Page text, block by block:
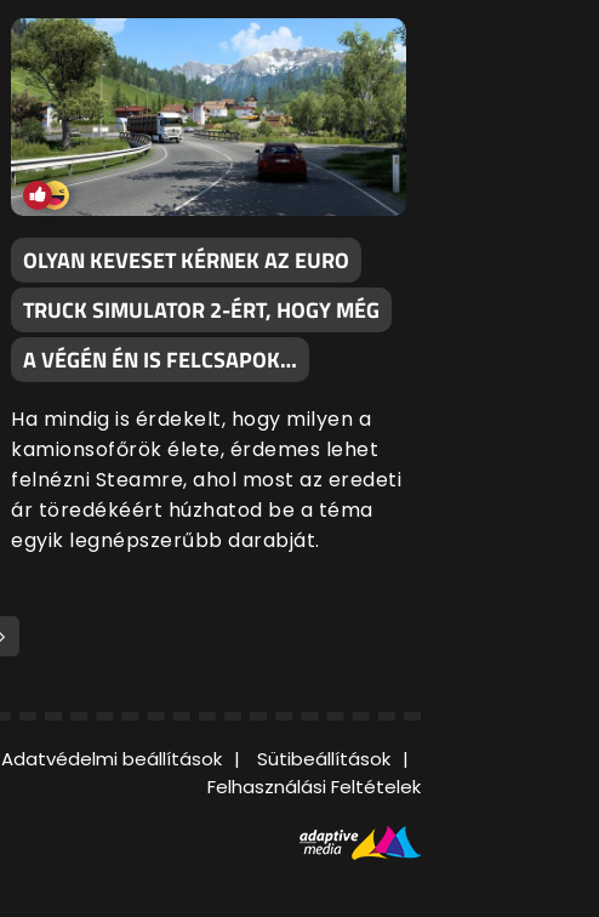
OLYAN KEVESET KÉRNEK AZ EURO
TRUCK SIMULATOR 2-ÉRT, HOGY MÉG
A VÉGÉN ÉN IS FELCSAPOK…
Ha mindig is érdekelt, hogy milyen a
kamionsofőrök élete, érdemes lehet
felnézni Steamre, ahol most az eredeti
ár töredékéért húzhatod be a téma
egyik legnépszerűbb darabját.
Adatvédelmi beállítások
Sütibeállítások
Felhasználási Feltételek